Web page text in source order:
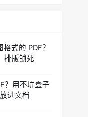
式的 PDF？
排版锁死
？用不坑盒子
进文档